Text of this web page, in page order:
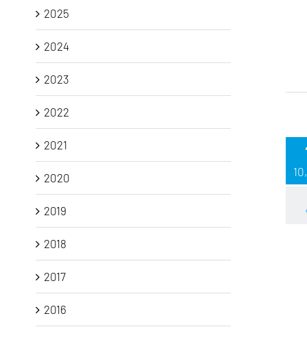
2025
2024
2023
2022
2021
2020
2019
2018
2017
2016